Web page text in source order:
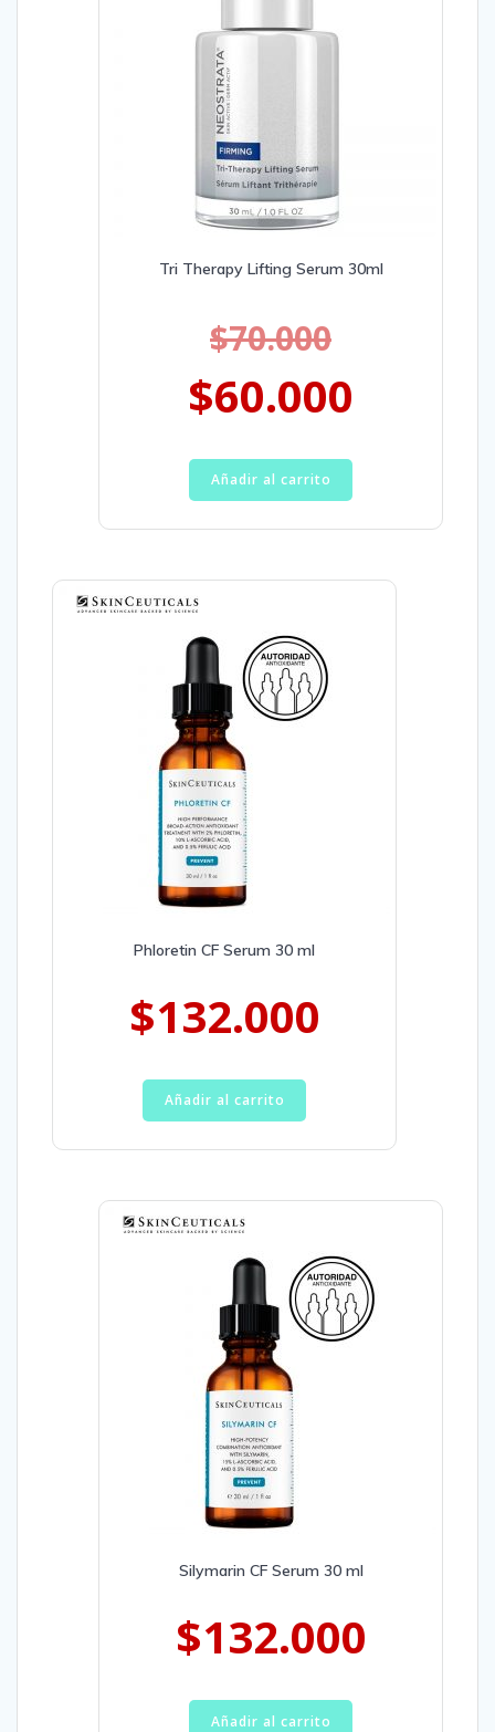
Tri Therapy Lifting Serum 30ml
$70.000
$60.000
Añadir al carrito
Phloretin CF Serum 30 ml
$132.000
Añadir al carrito
Silymarin CF Serum 30 ml
$132.000
Añadir al carrito